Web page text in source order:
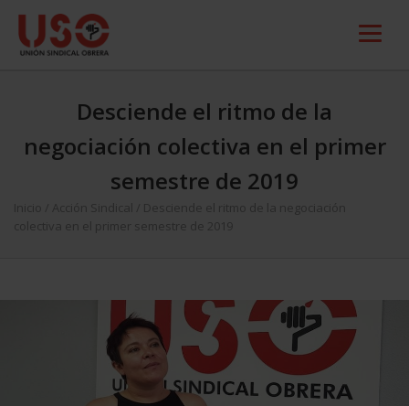
Desciende el ritmo de la
negociación colectiva en el primer
semestre de 2019
Inicio Acción Sindical
Desciende el ritmo de la negociación
colectiva en el primer semestre de 2019